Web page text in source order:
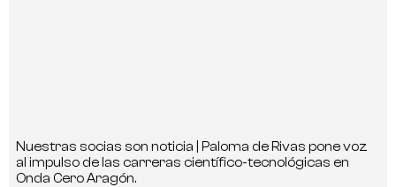
Nuestras socias son noticia | Paloma de Rivas pone voz
al impulso de las carreras científico-tecnológicas en
Onda Cero Aragón.